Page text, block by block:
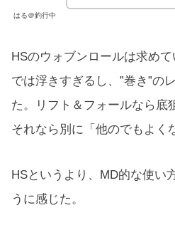
はる＠釣行中
HSのウォブンロールは求め
では浮きすぎるし、”巻き”の
た。リフト＆フォールなら底
それなら別に「他のでもよく
HSというより、MD的な使い
うに感じた。